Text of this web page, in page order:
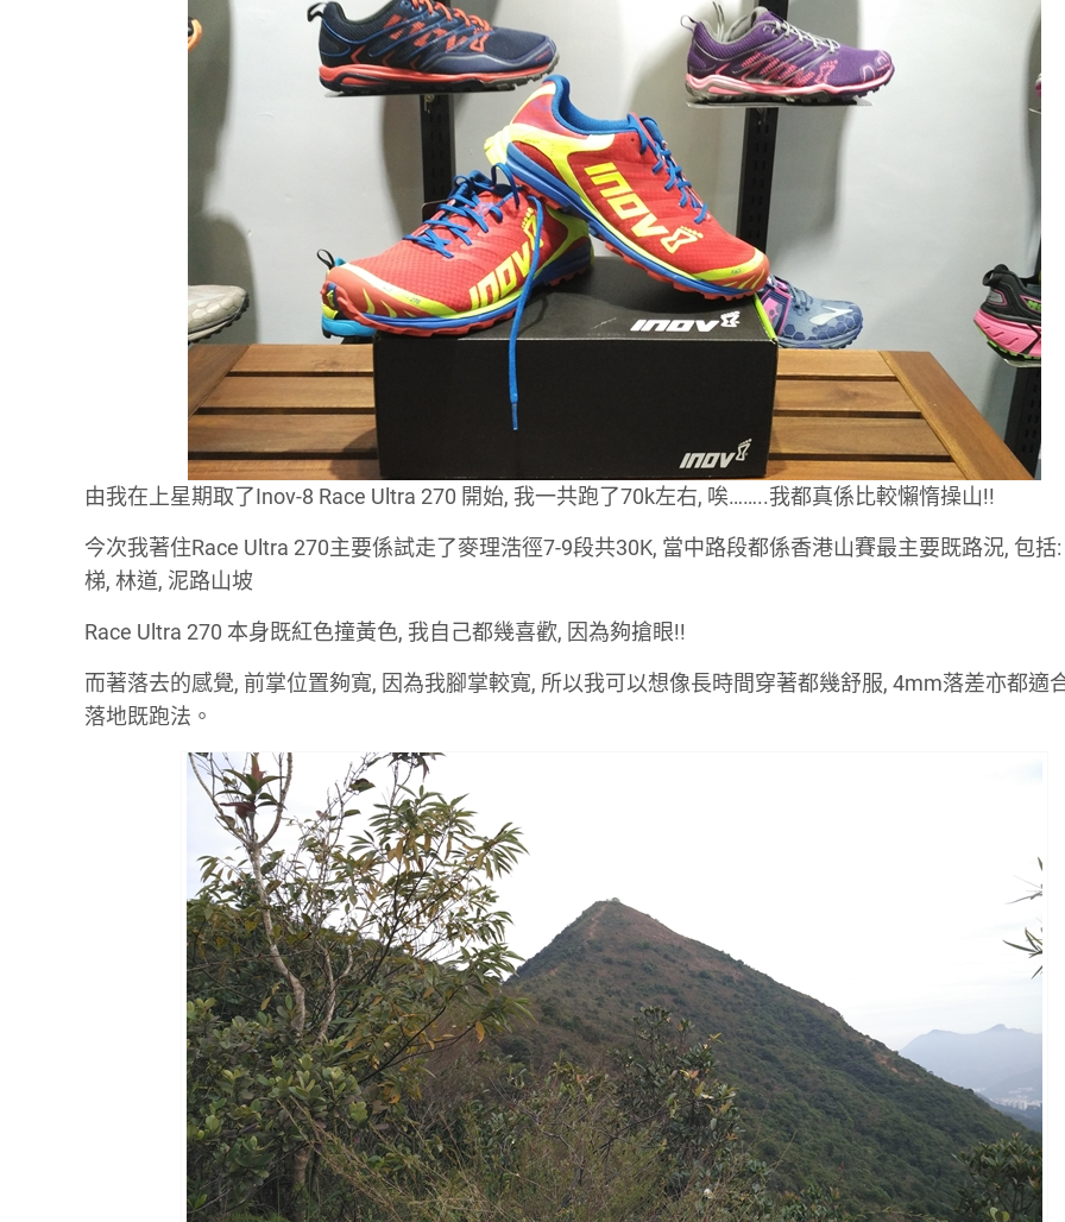
由我在上星期取了Inov-8 Race Ultra 270 開始, 我一共跑了70k左右, 唉……..我都真係比較懶惰操山!!
今次我著住Race Ultra 270主要係試走了麥理浩徑7-9段共30K, 當中路段都係香港山賽最主要既路況, 包括
梯, 林道, 泥路山坡
Race Ultra 270 本身既紅色撞黃色, 我自己都幾喜歡, 因為夠搶眼!!
而著落去的感覺, 前掌位置夠寬, 因為我腳掌較寬, 所以我可以想像長時間穿著都幾舒服, 4mm落差亦都適
落地既跑法。